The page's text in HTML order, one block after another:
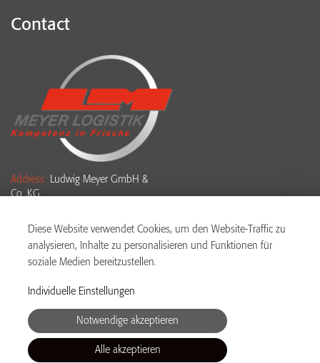
Contact
Address: Ludwig Meyer GmbH &
Co. KG
61381 Friedrichsdorf
+49 6175 4007 955
WhatsApp:+49 176 19090 888
Email:
bewerbung@meyer-
logistik.com
Diese Website verwendet Cookies, um den Website-Traffic zu
analysieren, Inhalte zu personalisieren und Funktionen für
soziale Medien bereitzustellen.
Individuelle Einstellungen
Notwendige akzeptieren
Alle akzeptieren